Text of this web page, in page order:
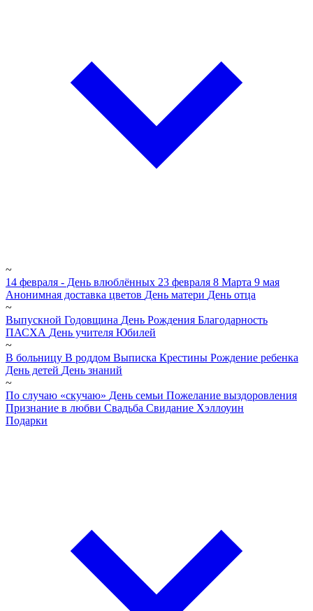
~
14 февраля - День влюблённых 23 февраля 8 Марта 9 мая
Анонимная доставка цветов День матери День отца
~
Выпускной Годовщина День Рождения Благодарность
ПАСХА День учителя Юбилей
~
В больницу В роддом Выписка Крестины Рождение ребенка
День детей День знаний
~
По случаю «скучаю» День семьи Пожелание выздоровления
Признание в любви Свадьба Свидание Хэллоуин
Подарки